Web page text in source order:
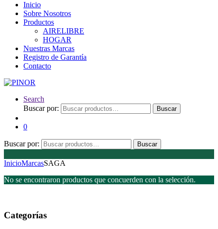
Inicio
Sobre Nosotros
Productos
AIRELIBRE
HOGAR
Nuestras Marcas
Registro de Garantía
Contacto
Search
Buscar por:
Buscar
0
Buscar por: Buscar
InicioMarcasSAGA
No se encontraron productos que concuerden con la selección.
Categorías